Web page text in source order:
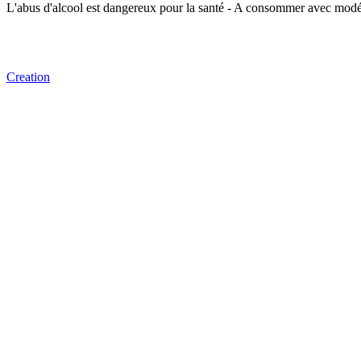
L'abus d'alcool est dangereux pour la santé - A consommer avec
Creation